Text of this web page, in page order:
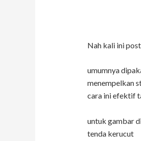
Nah kali ini
umumnya
menempelkan
cara ini efektif
untuk gambar
tenda kerucut